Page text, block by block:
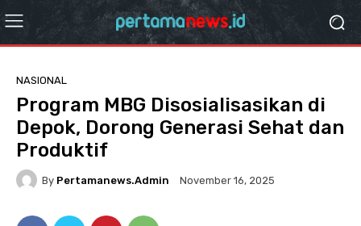
NASIONAL
Program MBG Disosialisasikan di
Depok, Dorong Generasi Sehat dan
Produktif
By Pertamanews.admin November 16, 2025